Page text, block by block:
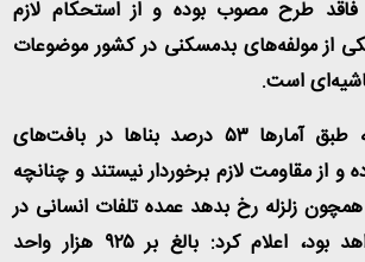
طرح مصوب بوده و از استحکام لازم
از مولفه‌های بدمسکنی در کشور موضوعات
است.
آئینی با اعلام اینکه طبق آمارها ۵۳ درصد بناها در بافت‌های
و از مقاومت لازم برخوردار نیستند و چنانچه
زلزله رخ بدهد عمده تلفات انسانی در
این محدوده‌ها خواهد بود، اعلام کرد: بالغ بر ۹۲۵ هزار واحد